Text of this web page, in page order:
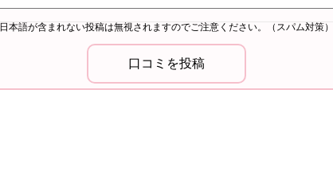
日本語が含まれない投稿は無視されますのでご注意ください。（スパム対策）